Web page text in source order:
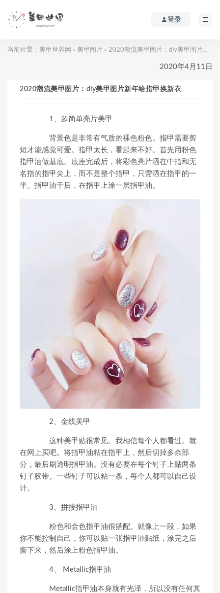
登录
当前位置： 美甲世界网 > 美甲图片 > 2020潮流美甲图片：diy美甲图片新年给指甲换新衣
2020年4月11日
2020潮流美甲图片：diy美甲图片新年给指甲换新衣
1、超简单亮片美甲
背景色是非常有气质的裸色粉色。指甲需要剪
短才能感觉可爱。指甲太长，看起来不好。首先用粉色
指甲油做基底。底座完成后，将彩色亮片洒在中指和无
名指的指甲尖上，而不是整个指甲，只需洒在指甲的一
半。指甲油干后，在指甲上涂一层指甲油。
2、金线美甲
这种美甲贴很常见。我相信每个人都看过。就
在网上买吧。将指甲油粘在指甲上，然后切掉多余部
分，最后刷透明指甲油。没有必要在每个钉子上贴两条
钉子胶带。一些钉子可以粘一条，每个人都可以自己设
计。
3、拼接指甲油
粉色和金色指甲油很搭配。就像上一段，如果
你不能控制自己，你可以贴一张指甲油贴纸，涂完之后
撕下来，然后涂上粉色指甲油。
4、 Metallic指甲油
Metallic指甲油本身就有光泽，所以没有任何其